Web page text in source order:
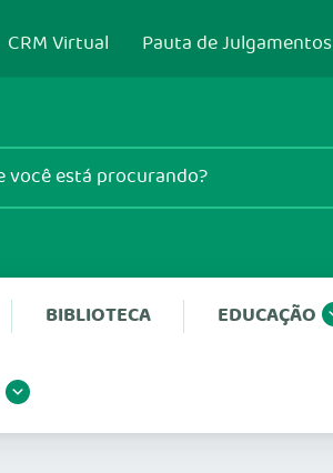
CRM Virtual Pauta de Julgamentos
BIBLIOTECA EDUCAÇÃO